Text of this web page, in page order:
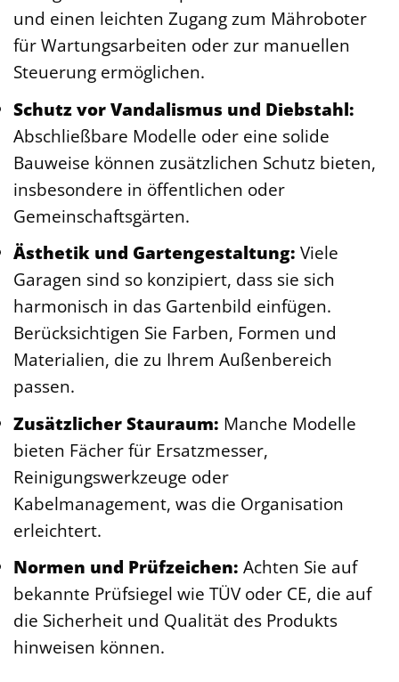
und einen leichten Zugang zum Mähroboter
für Wartungsarbeiten oder zur manuellen
Steuerung ermöglichen.
Schutz vor Vandalismus und Diebstahl:
Abschließbare Modelle oder eine solide
Bauweise können zusätzlichen Schutz bieten,
insbesondere in öffentlichen oder
Gemeinschaftsgärten.
Ästhetik und Gartengestaltung: Viele
Garagen sind so konzipiert, dass sie sich
harmonisch in das Gartenbild einfügen.
Berücksichtigen Sie Farben, Formen und
Materialien, die zu Ihrem Außenbereich
passen.
Zusätzlicher Stauraum: Manche Modelle
bieten Fächer für Ersatzmesser,
Reinigungswerkzeuge oder
Kabelmanagement, was die Organisation
erleichtert.
Normen und Prüfzeichen: Achten Sie auf
bekannte Prüfsiegel wie TÜV oder CE, die auf
die Sicherheit und Qualität des Produkts
hinweisen können.